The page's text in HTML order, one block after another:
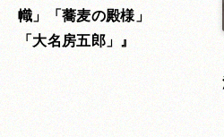
幟」「蕎麦の殿様」
「大名房五郎」